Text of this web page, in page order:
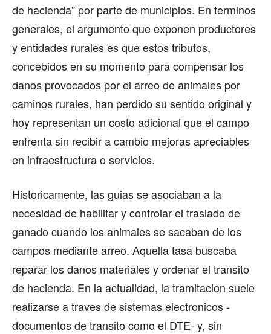
de hacienda” por parte de municipios. En terminos
generales, el argumento que exponen productores
y entidades rurales es que estos tributos,
concebidos en su momento para compensar los
danos provocados por el arreo de animales por
caminos rurales, han perdido su sentido original y
hoy representan un costo adicional que el campo
enfrenta sin recibir a cambio mejoras apreciables
en infraestructura o servicios.
Historicamente, las guias se asociaban a la
necesidad de habilitar y controlar el traslado de
ganado cuando los animales se sacaban de los
campos mediante arreo. Aquella tasa buscaba
reparar los danos materiales y ordenar el transito
de hacienda. En la actualidad, la tramitacion suele
realizarse a traves de sistemas electronicos -
documentos de transito como el DTE- y, sin